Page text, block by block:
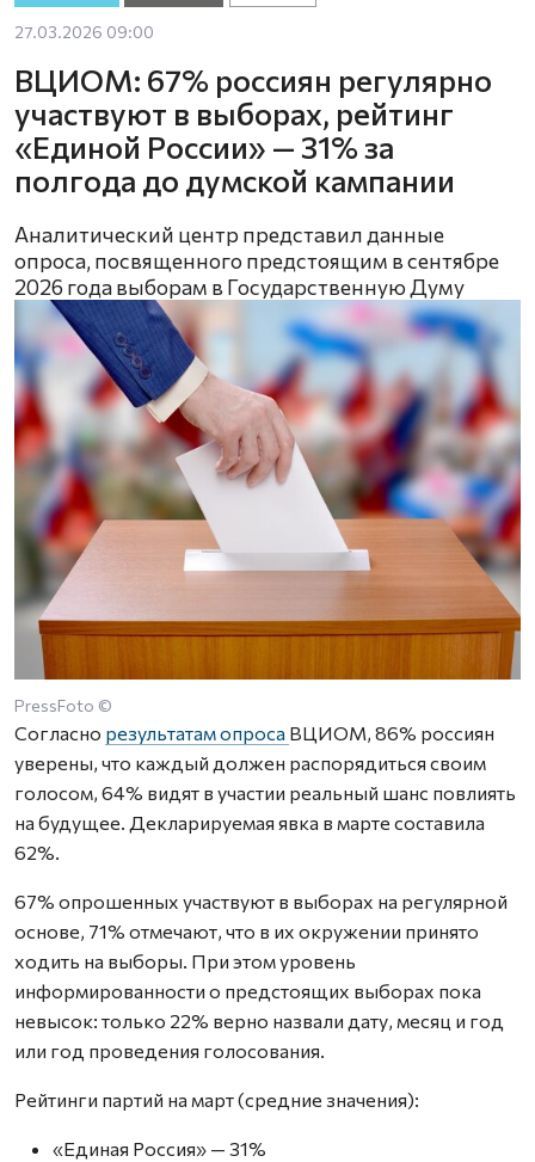
27.03.2026 09:00
ВЦИОМ: 67% россиян регулярно
участвуют в выборах, рейтинг
«Единой России» — 31% за
полгода до думской кампании
Аналитический центр представил данные
опроса, посвященного предстоящим в сентябре
2026 года выборам в Государственную Думу
PressFoto ©
Согласно результатам опроса ВЦИОМ, 86% россиян
уверены, что каждый должен распорядиться своим
голосом, 64% видят в участии реальный шанс повлиять
на будущее. Декларируемая явка в марте составила
62%.
67% опрошенных участвуют в выборах на регулярной
основе, 71% отмечают, что в их окружении принято
ходить на выборы. При этом уровень
информированности о предстоящих выборах пока
невысок: только 22% верно назвали дату, месяц и год
или год проведения голосования.
Рейтинги партий на март (средние значения):
«Единая Россия» — 31%